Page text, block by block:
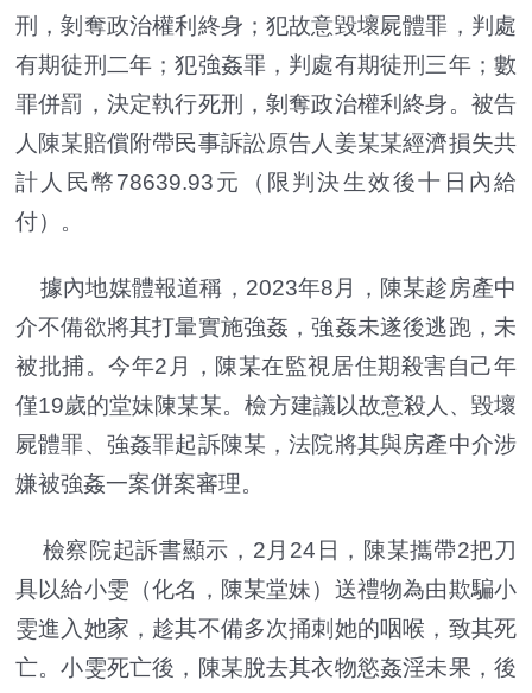
刑，剝奪政治權利終身；犯故意毀壞屍體罪，判處
有期徒刑二年；犯強姦罪，判處有期徒刑三年；數
罪併罰，決定執行死刑，剝奪政治權利終身。被告
人陳某賠償附帶民事訴訟原告人姜某某經濟損失共
計人民幣78639.93元（限判決生效後十日內給
付）。
據內地媒體報道稱，2023年8月，陳某趁房產中
介不備欲將其打暈實施強姦，強姦未遂後逃跑，未
被批捕。今年2月，陳某在監視居住期殺害自己年
僅19歲的堂妹陳某某。檢方建議以故意殺人、毀壞
屍體罪、強姦罪起訴陳某，法院將其與房產中介涉
嫌被強姦一案併案審理。
檢察院起訴書顯示，2月24日，陳某攜帶2把刀
具以給小雯（化名，陳某堂妹）送禮物為由欺騙小
雯進入她家，趁其不備多次捅刺她的咽喉，致其死
亡。小雯死亡後，陳某脫去其衣物慾姦淫未果，後